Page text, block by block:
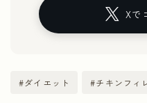
Xで
#ダイエット #チキンフィ